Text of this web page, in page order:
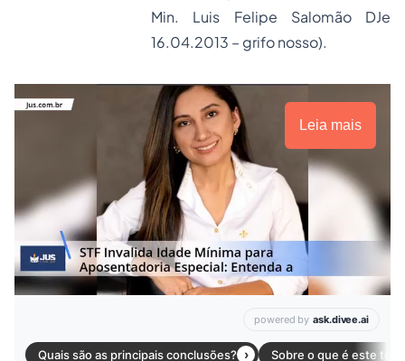
Min. Luis Felipe Salomão DJe
16.04.2013 – grifo nosso).
Leia mais